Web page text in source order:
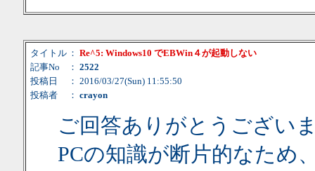
タイトル ： Re^5: Windows10 でEBWin４が起動しない
記事No
： 2522
投稿日
： 2016/03/27(Sun) 11:55:50
投稿者
： crayon
ご回答ありがとうござい
PCの知識が断片的なため